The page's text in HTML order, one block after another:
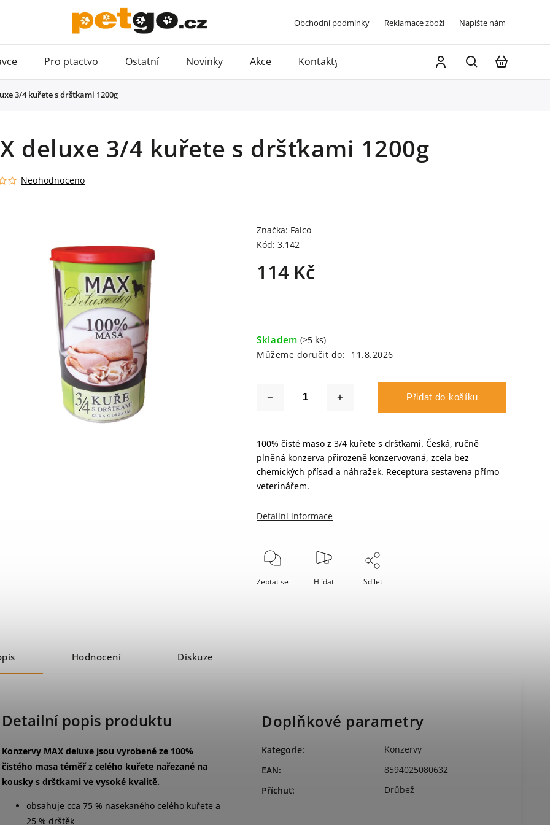
Obchodní podmínky Reklamace zboží Napište nám
Pro ptactvo Ostatní Novinky Akce Kontakty
3/4 kuřete s dršťkami 1200g
deluxe 3/4 kuřete s dršťkami 1200g
Neohodnoceno
Kód: 3.142
Značka: Falco
114 Kč
Skladem (>5 ks)
Můžeme doručit do:
11.8.2026
Přidat do košíku
100% čisté maso z 3/4 kuřete s dršťkami. Česká, ručně
plněná konzerva přirozeně konzervovaná, zcela bez
chemických přísad a náhražek. Receptura sestavena přímo
veterinářem.
Detailní informace
Zeptat se Hlídat Sdílet
Hodnocení Diskuze
Detailní popis produktu
Konzervy MAX deluxe jsou vyrobené ze 100%
čistého masa téměř z celého kuřete nařezané na
kousky s dršťkami ve vysoké kvalitě.
obsahuje cca 75 % nasekaného celého kuřete a
25 % drštěk
Doplňkové parametry
Kategorie:
Konzervy
EAN:
8594025080632
Příchuť: Drůbež